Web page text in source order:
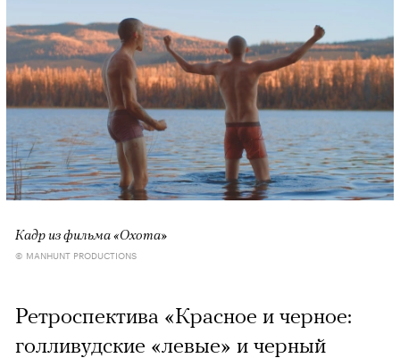
Кадр из фильма «Охота»
© MANHUNT PRODUCTIONS
Ретроспектива «Красное и черное:
голливудские «левые» и черный